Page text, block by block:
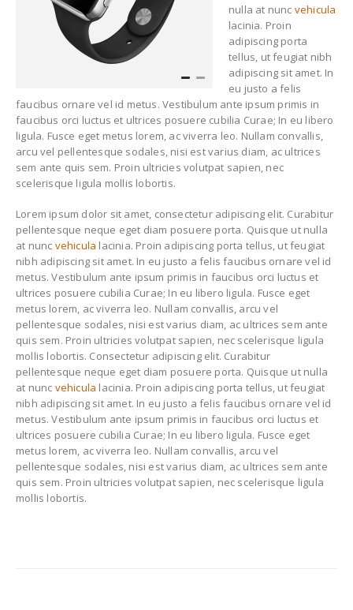
nulla at nunc vehicula
lacinia. Proin
adipiscing porta
tellus, ut feugiat nibh
adipiscing sit amet. In
eu justo a felis
faucibus ornare vel id metus. Vestibulum ante ipsum primis in
faucibus orci luctus et ultrices posuere cubilia Curae; In eu libero
ligula. Fusce eget metus lorem, ac viverra leo. Nullam convallis,
arcu vel pellentesque sodales, nisi est varius diam, ac ultrices
sem ante quis sem. Proin ultricies volutpat sapien, nec
scelerisque ligula mollis lobortis.
Lorem ipsum dolor sit amet, consectetur adipiscing elit. Curabitur
pellentesque neque eget diam posuere porta. Quisque ut nulla
at nunc vehicula lacinia. Proin adipiscing porta tellus, ut feugiat
nibh adipiscing sit amet. In eu justo a felis faucibus ornare vel id
metus. Vestibulum ante ipsum primis in faucibus orci luctus et
ultrices posuere cubilia Curae; In eu libero ligula. Fusce eget
metus lorem, ac viverra leo. Nullam convallis, arcu vel
pellentesque sodales, nisi est varius diam, ac ultrices sem ante
quis sem. Proin ultricies volutpat sapien, nec scelerisque ligula
mollis lobortis. Consectetur adipiscing elit. Curabitur
pellentesque neque eget diam posuere porta. Quisque ut nulla
at nunc vehicula lacinia. Proin adipiscing porta tellus, ut feugiat
nibh adipiscing sit amet. In eu justo a felis faucibus ornare vel id
metus. Vestibulum ante ipsum primis in faucibus orci luctus et
ultrices posuere cubilia Curae; In eu libero ligula. Fusce eget
metus lorem, ac viverra leo. Nullam convallis, arcu vel
pellentesque sodales, nisi est varius diam, ac ultrices sem ante
quis sem. Proin ultricies volutpat sapien, nec scelerisque ligula
mollis lobortis.